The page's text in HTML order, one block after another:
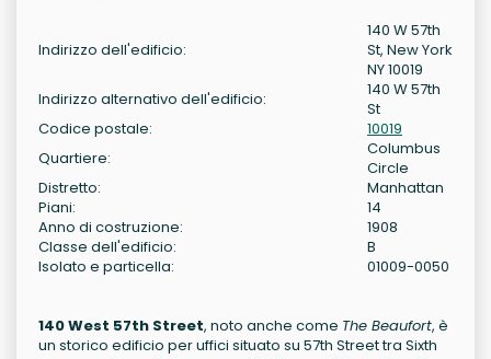
Indirizzo dell'edificio:
140 W 57th
St, New York
NY 10019
Indirizzo alternativo dell'edificio:
140 W 57th
St
Codice postale:
10019
Quartiere:
Columbus
Circle
Distretto:
Manhattan
Piani:
14
Anno di costruzione:
1908
Classe dell'edificio:
B
Isolato e particella:
01009-0050
140 West 57th Street, noto anche come The Beaufort, è
un storico edificio per uffici situato su 57th Street tra Sixth